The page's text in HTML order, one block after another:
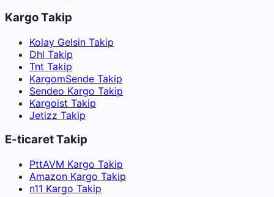
Kargo Takip
Kolay Gelsin Takip
Dhl Takip
Tnt Takip
KargomSende Takip
Sendeo Kargo Takip
Kargoist Takip
Jetizz Takip
E-ticaret Takip
PttAVM Kargo Takip
Amazon Kargo Takip
n11 Kargo Takip